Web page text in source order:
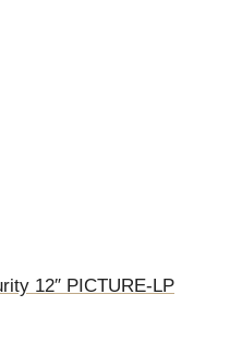
12″ PICTURE-LP